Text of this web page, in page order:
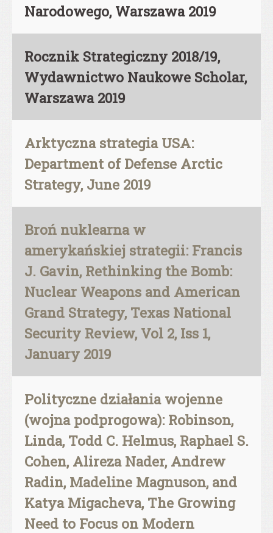
Narodowego, Warszawa 2019
Rocznik Strategiczny 2018/19,
Wydawnictwo Naukowe Scholar,
Warszawa 2019
Arktyczna strategia USA:
Department of Defense Arctic
Strategy, June 2019
Broń nuklearna w
amerykańskiej strategii: Francis
J. Gavin, Rethinking the Bomb:
Nuclear Weapons and American
Grand Strategy, Texas National
Security Review, Vol 2, Iss 1,
January 2019
Polityczne działania wojenne
(wojna podprogowa): Robinson,
Linda, Todd C. Helmus, Raphael S.
Cohen, Alireza Nader, Andrew
Radin, Madeline Magnuson, and
Katya Migacheva, The Growing
Need to Focus on Modern